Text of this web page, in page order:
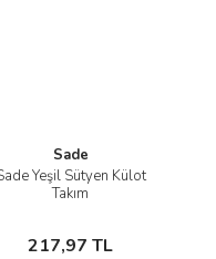
Sade
Yeşil Sütyen Külot
Takım
217,97 TL
İncele
Sepete Ekle